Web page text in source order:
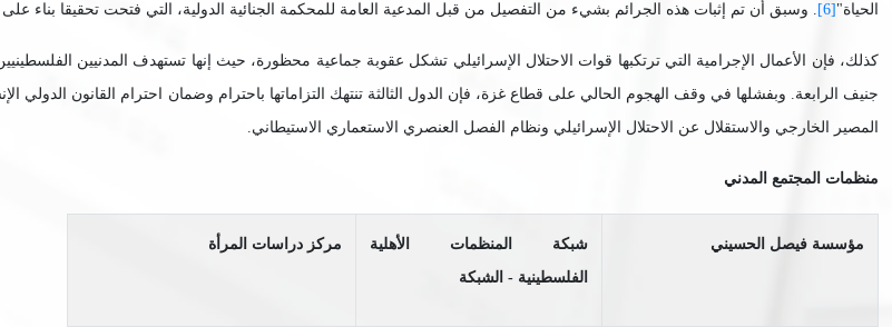
الحياة" [6] . وسبق أن تم إثبات هذه الجرائم بشيء من التفصيل من قبل المدعية العامة للمحكمة الجنائية الدولية، التي فتحت تحقيقا بناء على
كذلك، فإن الأعمال الإجرامية التي ترتكبها قوات الاحتلال الإسرائيلي تشكل عقوبة جماعية محظورة، حيث إنها تستهدف المدنيين
جنيف الرابعة. وبفشلها في وقف الهجوم الحالي على قطاع غزة، فإن الدول الثالثة تنتهك التزاماتها باحترام وضمان احترام القانون
المصير الخارجي والاستقلال عن الاحتلال الإسرائيلي ونظام الفصل العنصري الاستعماري الاستيطاني.
منظمات المجتمع المدني
مؤسسة فيصل الحسيني
شبكة المنظمات الأهلية
الفلسطينية - الشبكة
مركز دراسات المرأة